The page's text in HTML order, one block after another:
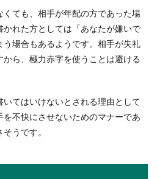
練習メニュー・守備が上達する
と練習メニューを紹介
の守備がうまくなる練習メニューについて知
・練習するときはどんなことを意識して練
ビングが趣味。女性がハマる理由
える色々な悩みとは
ングが趣味という女性にその魅力を聞いて
くても、相手が年配の方であった場
れた方としては「あなたが嫌いで
場合もあるようです。相手が失礼
ら、極力赤字を使うことは避ける
てはいけないとされる理由として
不快にさせないためのマナーであ
うです。